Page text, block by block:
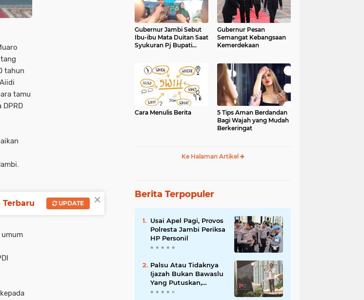
tahun
tamu
umum
Gubernur Jambi Sebut
Ibu-ibu Mata Duitan Saat
Syukuran Pj Bupati
Gubernur Pesan
Semangat Kebangsaan
Kemerdekaan
Cara Menulis Berita
5 Tips Aman Berdandan
Bagi Wajah yang Mudah
Berkeringat
Ke Halaman Artikel
Berita Terpopuler
Usai Apel Pagi, Provos
Polresta Jambi Periksa
HP Personil
Palsu Atau Tidaknya
Ijazah Bukan Bawaslu
Yang Putuskan,
Tunggu Proses Hukum
×
Terbaru UPDATE